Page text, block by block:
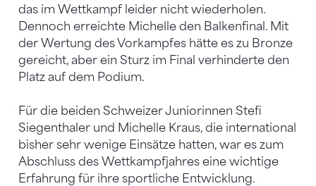
das im Wettkampf leider nicht wiederholen.
Dennoch erreichte Michelle den Balkenfinal. Mit
der Wertung des Vorkampfes hätte es zu Bronze
gereicht, aber ein Sturz im Final verhinderte den
Platz auf dem Podium.
Für die beiden Schweizer Juniorinnen Stefi
Siegenthaler und Michelle Kraus, die international
bisher sehr wenige Einsätze hatten, war es zum
Abschluss des Wettkampfjahres eine wichtige
Erfahrung für ihre sportliche Entwicklung.